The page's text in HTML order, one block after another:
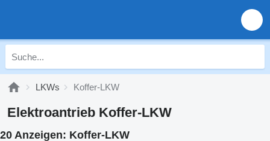
LKWs Koffer-LKW
Elektroantrieb Koffer-LKW
20 Anzeigen: Koffer-LKW